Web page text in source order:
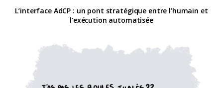
L’interface AdCP : un pont stratégique entre l’humain et
l’exécution automatisée